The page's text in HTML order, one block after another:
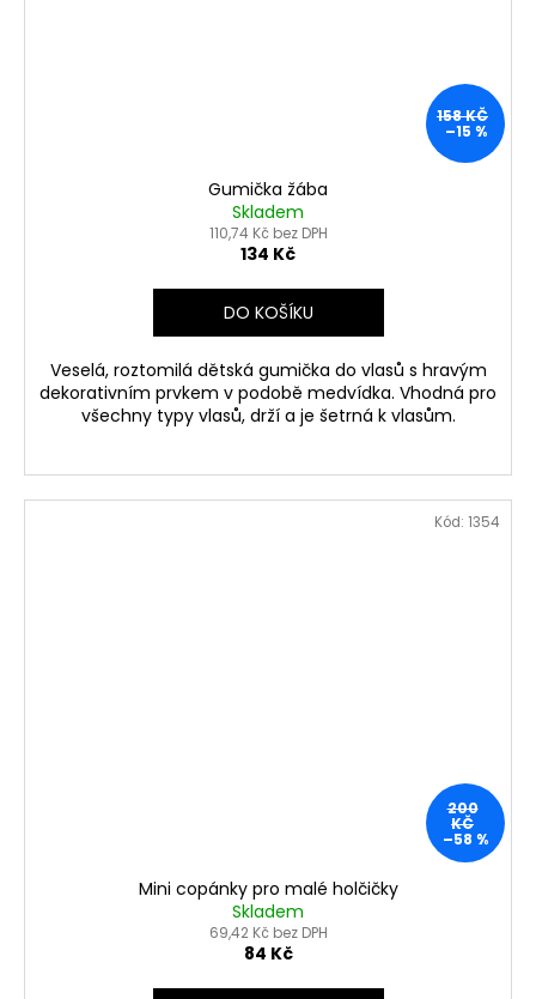
158 KČ
–15 %
Gumička žába
Skladem
110,74 Kč bez DPH
134 Kč
DO KOŠÍKU
Veselá, roztomilá dětská gumička do vlasů s hravým
dekorativním prvkem v podobě medvídka. Vhodná pro
všechny typy vlasů, drží a je šetrná k vlasům.
200
KČ
–58 %
Mini copánky pro malé holčičky
Skladem
69,42 Kč bez DPH
84 Kč
Kód: 1354